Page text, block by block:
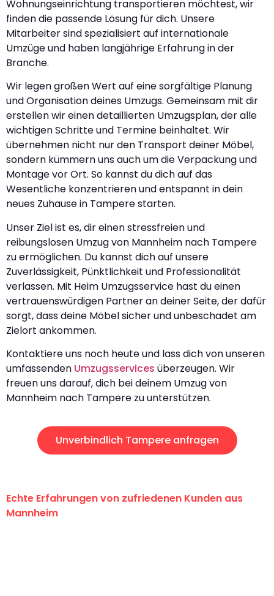
Wohnungseinrichtung transportieren möchtest, wir
finden die passende Lösung für dich. Unsere
Mitarbeiter sind spezialisiert auf internationale
Umzüge und haben langjährige Erfahrung in der
Branche.
Wir legen großen Wert auf eine sorgfältige Planung
und Organisation deines Umzugs. Gemeinsam mit dir
erstellen wir einen detaillierten Umzugsplan, der alle
wichtigen Schritte und Termine beinhaltet. Wir
übernehmen nicht nur den Transport deiner Möbel,
sondern kümmern uns auch um die Verpackung und
Montage vor Ort. So kannst du dich auf das
Wesentliche konzentrieren und entspannt in dein
neues Zuhause in Tampere starten.
Unser Ziel ist es, dir einen stressfreien und
reibungslosen Umzug von Mannheim nach Tampere
zu ermöglichen. Du kannst dich auf unsere
Zuverlässigkeit, Pünktlichkeit und Professionalität
verlassen. Mit Heim Umzugsservice hast du einen
vertrauenswürdigen Partner an deiner Seite, der dafür
sorgt, dass deine Möbel sicher und unbeschadet am
Zielort ankommen.
Kontaktiere uns noch heute und lass dich von unseren
umfassenden Umzugsservices überzeugen. Wir
freuen uns darauf, dich bei deinem Umzug von
Mannheim nach Tampere zu unterstützen.
Unverbindlich Tampere anfragen
Echte Erfahrungen von zufriedenen Kunden aus
Mannheim